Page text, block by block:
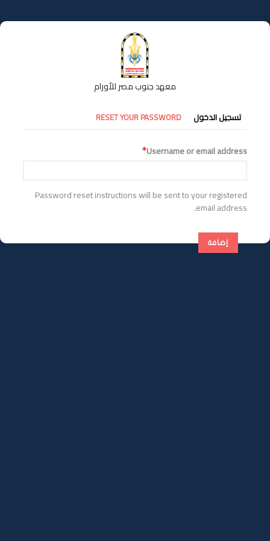
إلى
المحتوى
معهد جنوب مصر للأورام
التبويبات
الأساسية
تسجيل الدخول RESET YOUR PASSWORD
Username or email address
Password reset instructions will be sent to your registered
email address.